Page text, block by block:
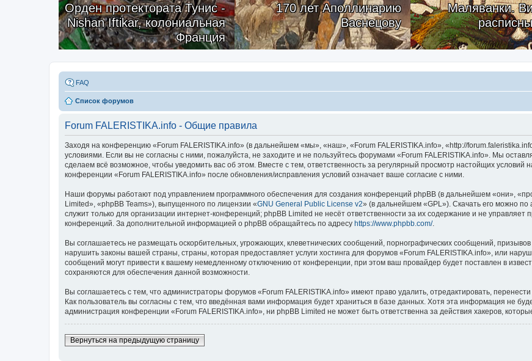
Орден протектората Тунис -
Nishan Iftikar, колониальная
Франция
170 лет Аполлинарию
Васнецову
Маляванки.
FAQ
Список форумов
Forum FALERISTIKA.info - Общие правила
Заходя на конференцию «Forum FALERISTIKA.info» (в дальнейшем «мы», «наш», «Forum FALERISTIKA.info», «http://
условиями. Если вы не согласны с ними, пожалуйста, не заходите и не пользуйтесь форумами «Forum FALERISTIKA.info». Мы
сделаем всё возможное, чтобы уведомить вас об этом. Вместе с тем, ответственность за регулярный просмотр настойщих условий
конференции «Forum FALERISTIKA.info» после обновления/исправления условий означает ваше согласие с ними.
Наши форумы работают под управлением программного обеспечения для создания конференций phpBB (в дальнейшем «они»,
Limited», «phpBB Teams»), выпущенного по лицензии «GNU General Public License v2» (в дальнейшем «GPL»). Скачать его можно по
служит только для организации интернет-конференций; phpBB Limited не несёт ответственности за их содержание и не управляет
конференций. За дополнительной информацией о phpBB обращайтесь по адресу https://www.phpbb.com/.
Вы соглашаетесь не размещать оскорбительных, угрожающих, клеветнических сообщений, порнографических сообщений,
нарушить законы вашей страны, страны, которая предоставляет услуги хостинга для форумов «Forum FALERISTIKA.info», или
сообщений могут привести к вашему немедленному отключению от конференции, при этом ваш провайдер будет поставлен в
сохраняются для обеспечения данной возможности.
Вы соглашаетесь с тем, что администраторы форумов «Forum FALERISTIKA.info» имеют право удалить, отредактировать,
Как пользователь вы согласны с тем, что введённая вами информация будет храниться в базе данных. Хотя эта информация не
администрация конференции «Forum FALERISTIKA.info», ни phpBB Limited не может быть ответственна за действия хакеров,
Вернуться на предыдущую страницу